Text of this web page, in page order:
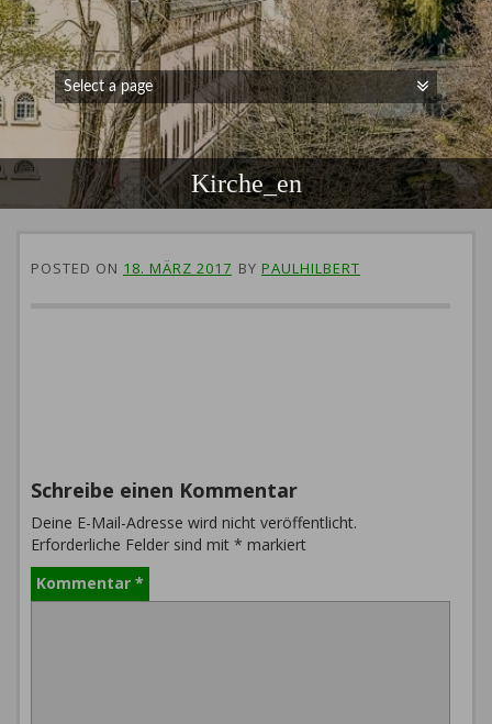
Kirche_en
POSTED ON 18. MÄRZ 2017 BY PAULHILBERT
Schreibe einen Kommentar
Deine E-Mail-Adresse wird nicht veröffentlicht.
Erforderliche Felder sind mit * markiert
Kommentar *